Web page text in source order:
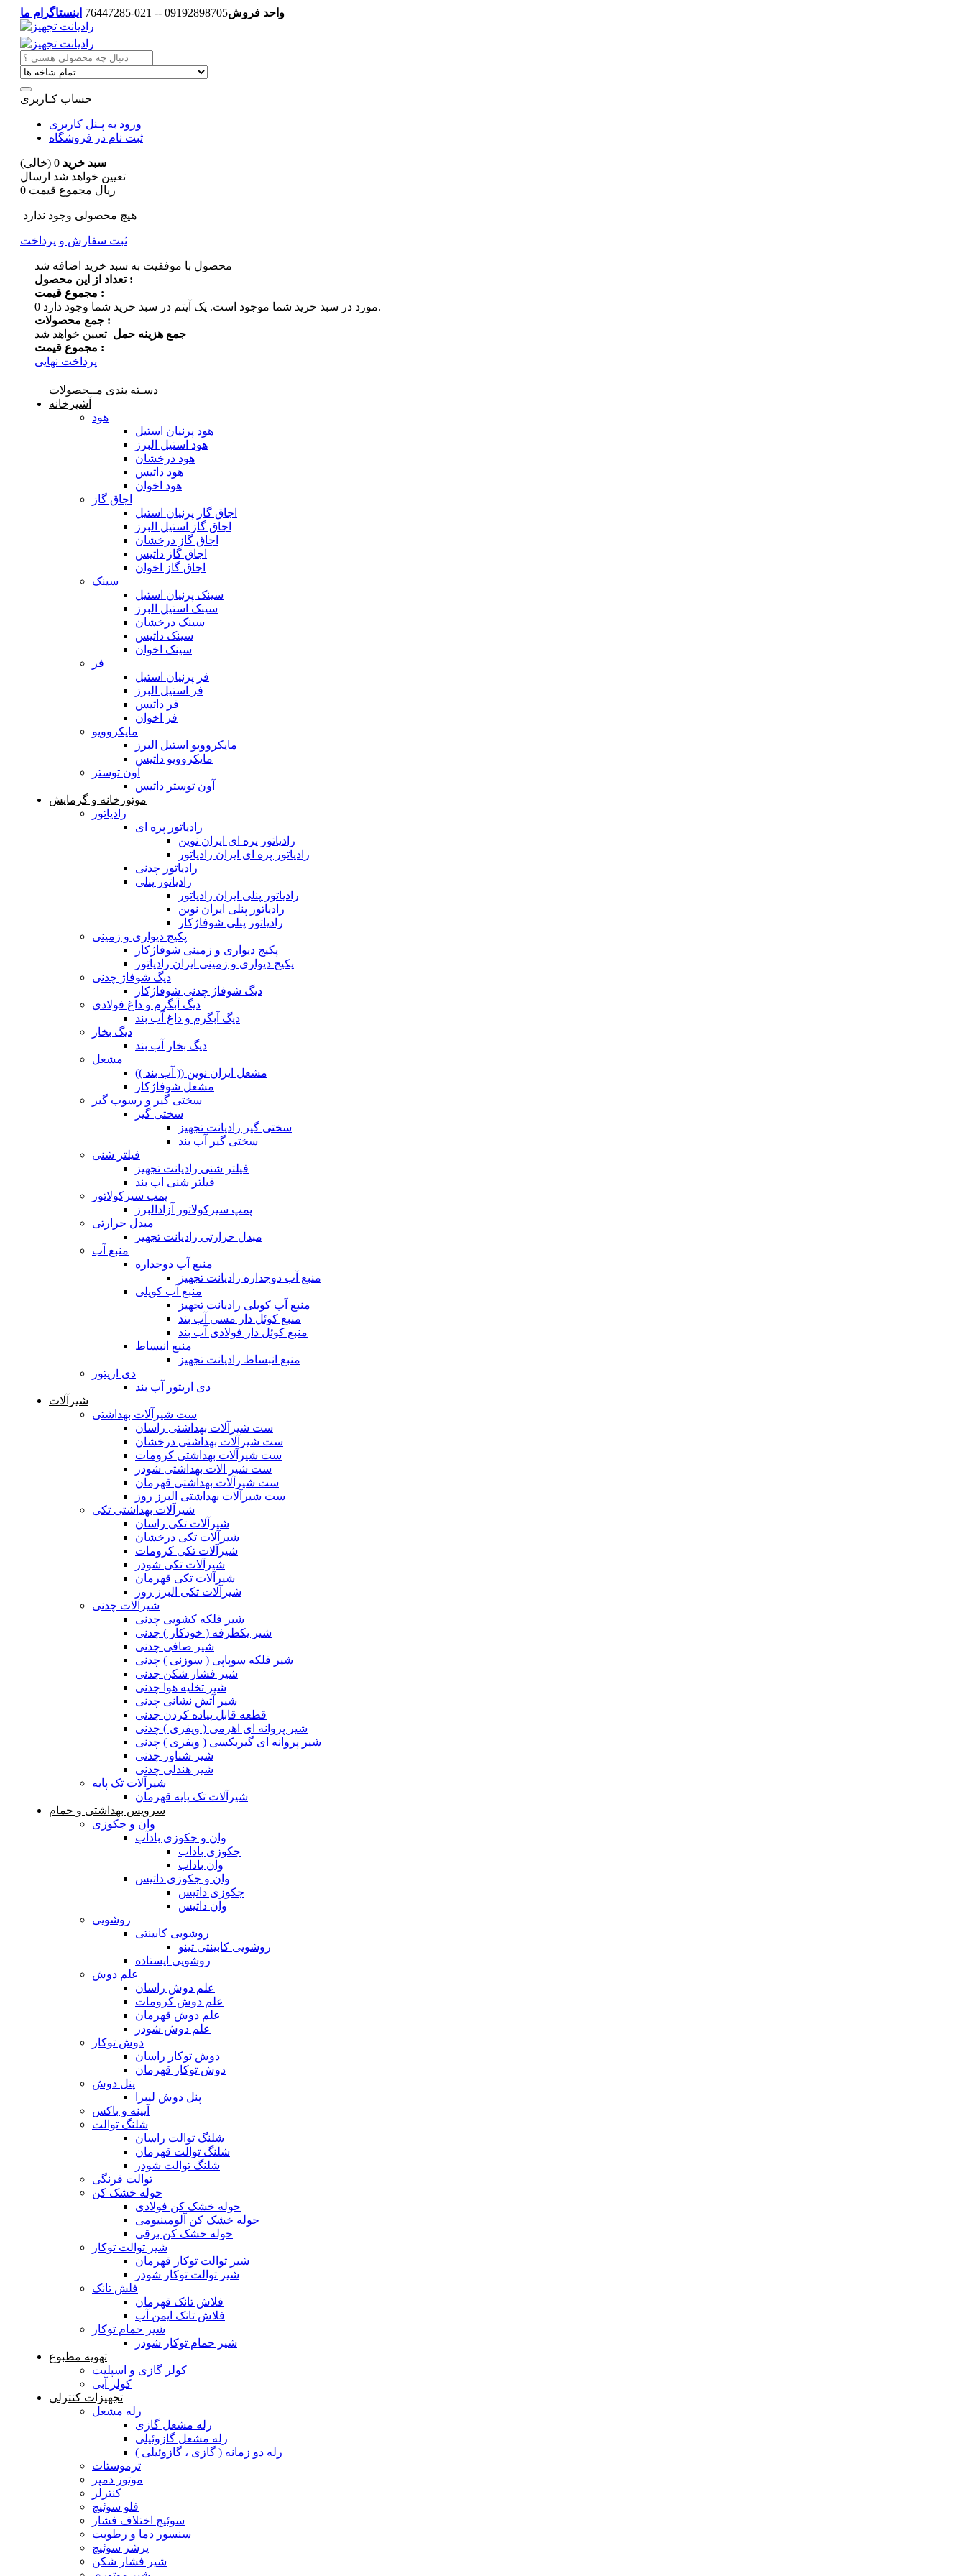
واحد فروش09192898705 -- 021-76447285 اینستاگرام ما
حساب کـاربری
ورود به پـنل کاربری
ثبت نام در فروشگاه
سبد خرید 0 (خالی)
تعیین خواهد شد ارسال
0 ریال مجموع قیمت
هیچ محصولی وجود ندارد
ثبت سفارش و پرداخت
محصول با موفقیت به سبد خرید اضافه شد
تعداد از این محصول :
مجموع قیمت :
0
مورد در سبد خرید شما موجود است.یک آیتم در سبد خرید شما وجود دارد.
جمع محصولات :
جمع هزینه حمل تعیین خواهد شد
مجموع قیمت :
پرداخت نهایی
دسـته بندی مــحصولات
آشپزخانه
هود
هود پرنیان استیل
هود استیل البرز
هود درخشان
هود داتیس
هود اخوان
اجاق گاز
اجاق گاز پرنیان استیل
اجاق گاز استیل البرز
اجاق گاز درخشان
اجاق گاز داتیس
اجاق گاز اخوان
سینک
سینک پرنیان استیل
سینک استیل البرز
سینک درخشان
سینک داتیس
سینک اخوان
فر
فر پرنیان استیل
فر استیل البرز
فر داتیس
فر اخوان
مایکروویو
مایکروویو استیل البرز
مایکروویو داتیس
آون توستر
آون توستر داتیس
موتورخانه و گرمایش
رادیاتور
رادیاتور پره ای
رادیاتور پره ای ایران نوین
رادیاتور پره ای ایران رادیاتور
رادیاتور چدنی
رادیاتور پنلی
رادیاتور پنلی ایران رادیاتور
رادیاتور پنلی ایران نوین
رادیاتور پنلی شوفاژکار
پکیج دیواری و زمینی
پکیج دیواری و زمینی شوفاژکار
پکیج دیواری و زمینی ایران رادیاتور
دیگ شوفاژ چدنی
دیگ شوفاژ چدنی شوفاژکار
دیگ آبگرم و داغ فولادی
دیگ آبگرم و داغ آب بند
دیگ بخار
دیگ بخار آب بند
مشعل
مشعل ایران نوین (( آب بند ))
مشعل شوفاژکار
سختی گیر و رسوب گیر
سختی گیر
سختی گیر رادیانت تجهیز
سختی گیر آب بند
فیلتر شنی
فیلتر شنی رادیانت تجهیز
فیلتر شنی اب بند
پمپ سیرکولاتور
پمپ سیرکولاتور آزادالبرز
مبدل حرارتی
مبدل حرارتی رادیانت تجهیز
منبع آب
منبع آب دوجداره
منبع آب دوجداره رادیانت تجهیز
منبع آب کویلی
منبع آب کویلی رادیانت تجهیز
منبع کوئل دار مسی آب بند
منبع کوئل دار فولادی آب بند
منبع انبساط
منبع انبساط رادیانت تجهیز
دی اریتور
دی اریتور آب بند
شیرآلات
ست شیرآلات بهداشتی
ست شیرآلات بهداشتی راسان
ست شیرآلات بهداشتی درخشان
ست شیرآلات بهداشتی کرومات
ست شیر الات بهداشتی شودر
ست شیرآلات بهداشتی قهرمان
ست شیرآلات بهداشتی البرز روز
شیرآلات بهداشتی تکی
شیرآلات تکی راسان
شیرآلات تکی درخشان
شیرآلات تکی کرومات
شیرآلات تکی شودر
شیرآلات تکی قهرمان
شیرآلات تکی البرز روز
شیرآلات چدنی
شیر فلکه کشویی چدنی
شیر یکطرفه ( خودکار ) چدنی
شیر صافی چدنی
شیر فلکه سوپاپی ( سوزنی ) چدنی
شیر فشار شکن چدنی
شیر تخلیه هوا چدنی
شیر آتش نشانی چدنی
قطعه قابل پیاده کردن چدنی
شیر پروانه ای اهرمی ( ویفری ) چدنی
شیر پروانه ای گیربکسی ( ویفری ) چدنی
شیر شناور چدنی
شیر هندلی چدنی
شیرآلات تک پایه
شیرآلات تک پایه قهرمان
سرویس بهداشتی و حمام
وان و جکوزی
وان و جکوزی بادآب
جکوزی باداب
وان باداب
وان و جکوزی داتیس
جکوزی داتیس
وان داتیس
روشویی
روشویی کابینتی
روشویی کابینتی تینو
روشویی‌ ایستاده
علم دوش
علم دوش راسان
علم دوش کرومات
علم دوش قهرمان
علم دوش شودر
دوش توکار
دوش توکار راسان
دوش توکار قهرمان
پنل دوش
پنل دوش لیبرا
آیینه و باکس
شلنگ توالت
شلنگ توالت راسان
شلنگ توالت قهرمان
شلنگ توالت شودر
توالت فرنگی
حوله خشک کن
حوله خشک کن فولادی
حوله خشک کن آلومینیومی
حوله خشک کن برقی
شیر توالت توکار
شیر توالت توکار قهرمان
شیر توالت توکار شودر
فلش تانک
فلاش تانک قهرمان
فلاش تانک ایمن آب
شیر حمام توکار
شیر حمام توکار شودر
تهویه مطبوع
کولر گازی و اسپلیت
کولر آبی
تجهیزات کنترلی
رله مشعل
رله مشعل گازی
رله مشعل گازوئیلی
رله دو زمانه ( گازی ، گازوئیلی )
ترموستات
موتور دمپر
کنترلر
فلو سوئیچ
سوئیچ اختلاف فشار
سنسور دما و رطوبت
پرشر سوئیچ
شیر فشار شکن